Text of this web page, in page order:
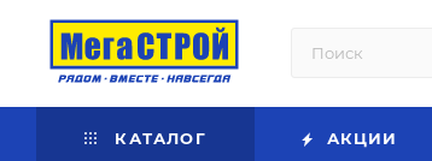
КАТАЛОГ АКЦИИ